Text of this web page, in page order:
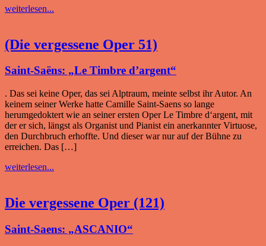
weiterlesen...
(Die vergessene Oper 51)
Saint-Saëns: „Le Timbre d’argent“
. Das sei keine Oper, das sei Alptraum, meinte selbst ihr Autor. An
keinem seiner Werke hatte Camille Saint-Saens so lange
herumgedoktert wie an seiner ersten Oper Le Timbre d‘argent, mit
der er sich, längst als Organist und Pianist ein anerkannter Virtuose,
den Durchbruch erhoffte. Und dieser war nur auf der Bühne zu
erreichen. Das […]
weiterlesen...
Die vergessene Oper (121)
Saint-Saens: „ASCANIO“